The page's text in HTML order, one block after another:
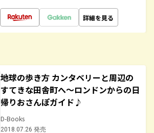
詳細を見る
地球の歩き方 カンタベリーと周辺の
すてきな田舎町へ～ロンドンからの日
帰りおさんぽガイド♪
D-Books
2018.07.26 発売